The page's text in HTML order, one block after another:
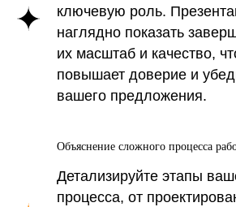
ключевую роль.
наглядно показать
их масштаб и качество,
повышает доверие и
вашего предложения.
Объяснение сложного процесса
Детализируйте этапы
процесса, от
представления ценности
презентации, следующая
таблица суммирует